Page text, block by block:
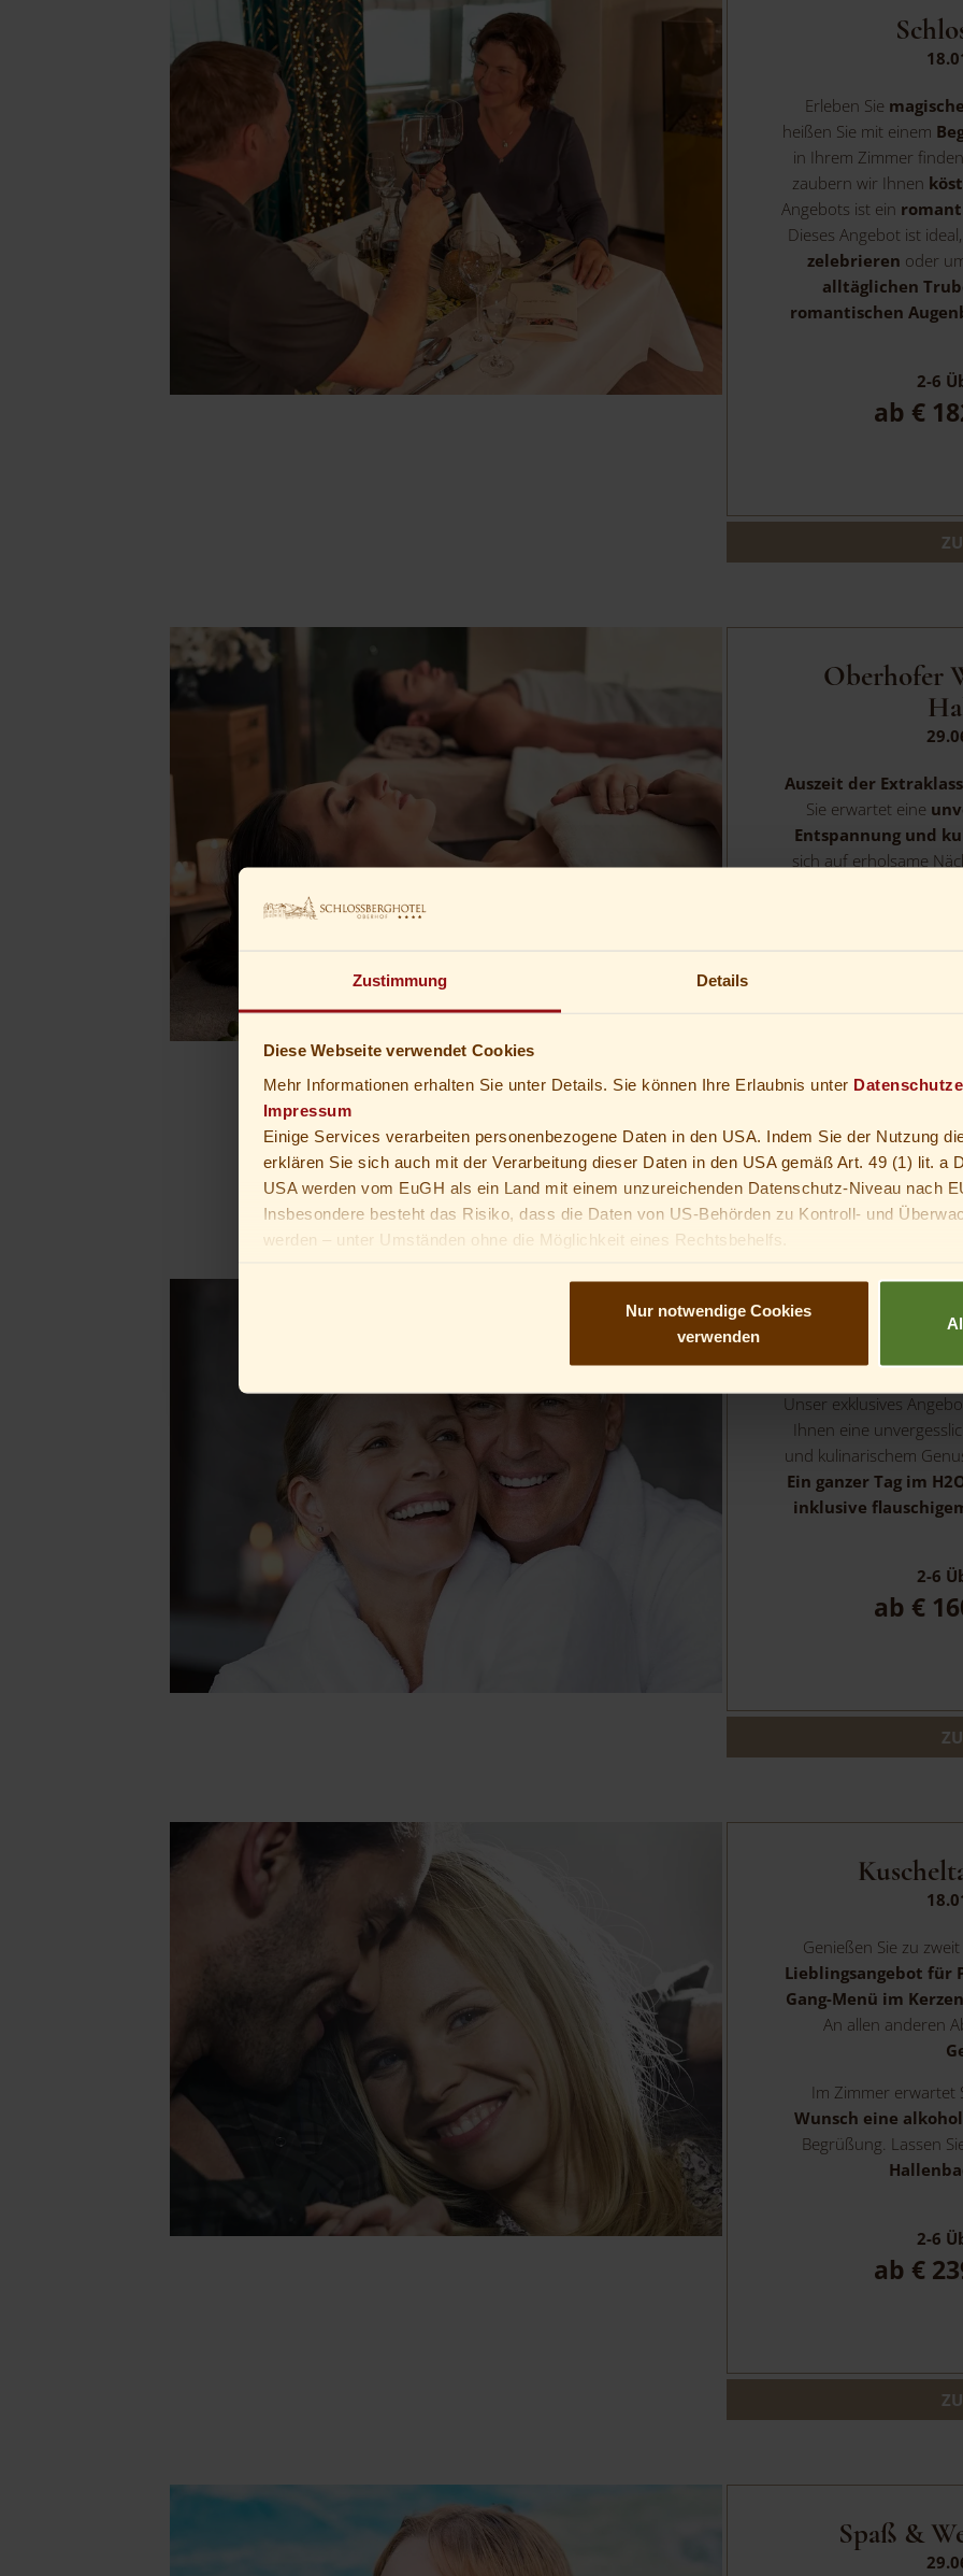
Zustimmung Details
Diese Webseite verwendet Cookies
Mehr Informationen erhalten Sie unter Details. Sie können Ihre Erlaubnis unter
Impressum
Einige Services verarbeiten personenbezogene Daten in den USA. Indem Sie der Nutzung
erklären Sie sich auch mit der Verarbeitung dieser Daten in den USA gemäß Art. 49 (1) lit. a
USA werden vom EuGH als ein Land mit einem unzureichenden Datenschutz-Niveau nach
Insbesondere besteht das Risiko, dass die Daten von US-Behörden zu Kontroll- und
werden – unter Umständen ohne die Möglichkeit eines Rechtsbehelfs.
Nur notwendige Cookies
verwenden
Erleben Sie
heißen Sie mit einem
in Ihrem Zimmer
zaubern wir Ihnen
Angebots ist ein
Dieses Angebot ist
zelebrieren oder
alltäglichen
romantischen
2-6
ab €
Oberhofer
Auszeit der
Sie erwartet eine
Entspannung und
sich auf erholsame
genießen Sie unsere
Spezialitäten. In
Oberhofer
Unser exklusives
Ihnen eine
und kulinarischem
Ein ganzer Tag im
inklusive
2-6
ab €
Genießen Sie zu
Lieblingsangebot für
Gang-Menü im
An allen anderen
Im Zimmer erwartet
Wunsch eine
Begrüßung. Lassen
2-6
ab €
Spaß &